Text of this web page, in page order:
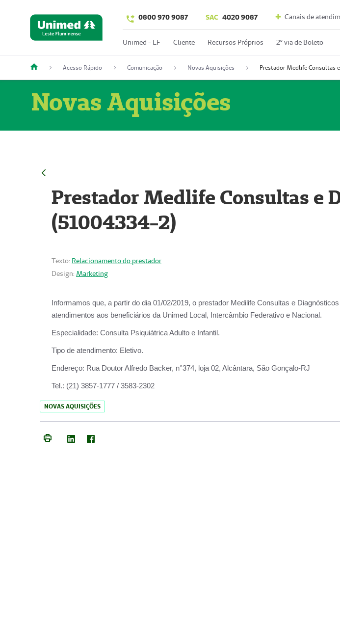
0800 970 9087 SAC 4020 9087 Canais de
Unimed - LF Cliente Recursos Próprios 2º via de Boleto
Acesso Rápido Comunicação Novas Aquisições
Novas Aquisições
Prestador Medlife Consultas e
(51004334-2)
Texto: Relacionamento do prestador
Design: Marketing
Informamos que, a partir do dia 01/02/2019, o prestador Medilife Consultas e Diagnósticos
atendimentos aos beneficiários da Unimed Local, Intercâmbio Federativo e Nacional.
Especialidade: Consulta Psiquiátrica Adulto e Infantil.
Tipo de atendimento: Eletivo.
Endereço: Rua Doutor Alfredo Backer, n°374, loja 02, Alcântara, São Gonçalo-RJ
Tel.: (21) 3857-1777 / 3583-2302
NOVAS AQUISIÇÕES